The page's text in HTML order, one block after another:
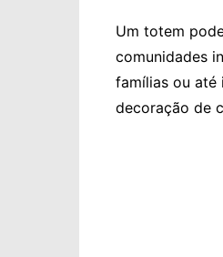
Um totem
comunidades
famílias ou até
decoração de